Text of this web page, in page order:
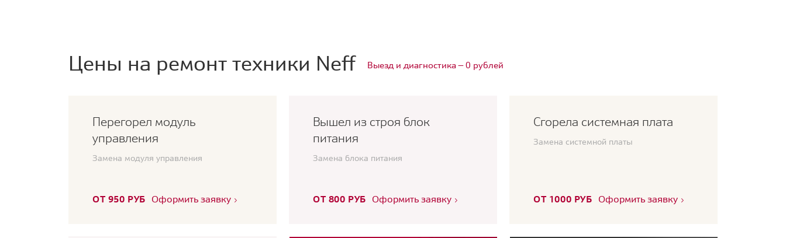
Цены на ремонт техники Neff Выезд и диагностика — 0 рублей
Перегорел модуль
управления
Замена модуля управления
ОТ 950 РУБ Оформить заявку
Вышел из строя блок
питания
Замена блока питания
ОТ 800 РУБ Оформить заявку
Сгорела системная плата
Замена системной платы
ОТ 1000 РУБ Оформить заявку